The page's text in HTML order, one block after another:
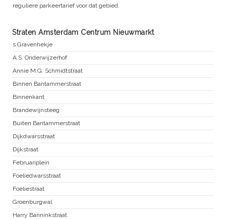
reguliere parkeertarief voor dat gebied.
Straten Amsterdam Centrum Nieuwmarkt
s Gravenhekje
A.S. Onderwijzerhof
Annie M.G. Schmidtstraat
Binnen Bantammerstraat
Binnenkant
Brandewijnsteeg
Buiten Bantammerstraat
Dijkdwarsstraat
Dijkstraat
Februariplein
Foeliedwarsstraat
Foeliestraat
Groenburgwal
Harry Banninkstraat